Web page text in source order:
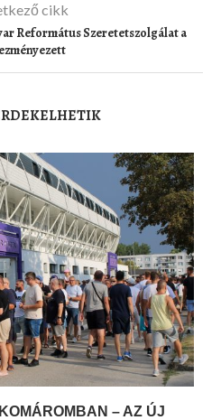
cikk
Református Szeretetszolgálat a
– AZ ÚJ